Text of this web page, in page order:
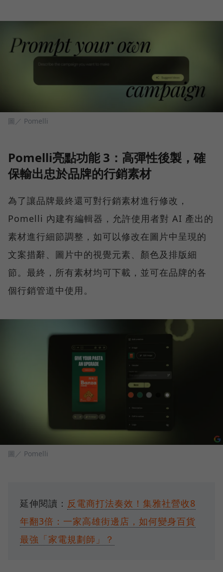
圖／ Pomelli
Pomelli亮點功能 3：高彈性後製，確
保輸出忠於品牌的行銷素材
為了讓品牌最終還可對行銷素材進行修改，
Pomelli 內建有編輯器，允許使用者對 AI 產出的
素材進行細節調整，如可以修改在圖片中呈現的
文案措辭、圖片中的視覺元素、顏色及排版細
節。最終，所有素材均可下載，並可在品牌的各
個行銷管道中使用。
圖／ Pomelli
延伸閱讀： 反電商打法奏效！集雅社營收8
年翻3倍：一家高雄街邊店，如何變身百貨
最強「家電規劃師」？